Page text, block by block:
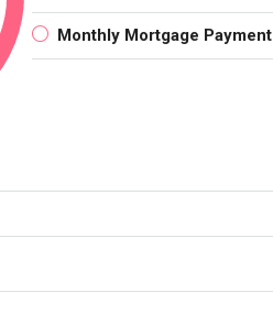
Monthly Mortgage Payment